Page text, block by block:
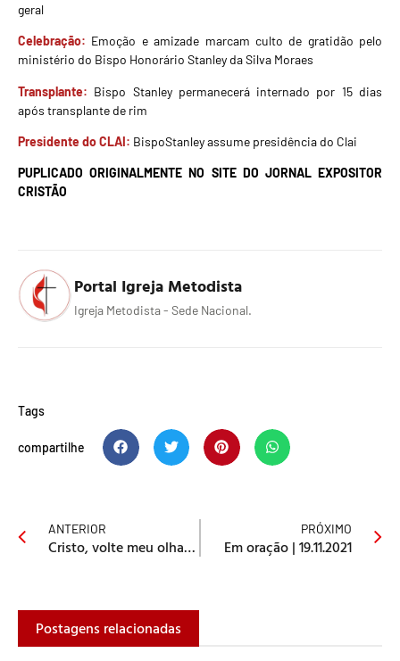
geral
Celebração: Emoção e amizade marcam culto de gratidão pelo
ministério do Bispo Honorário Stanley da Silva Moraes
Transplante: Bispo Stanley permanecerá internado por 15 dias
após transplante de rim
Presidente do CLAI: BispoStanley assume presidência do Clai
PUPLICADO ORIGINALMENTE NO SITE DO JORNAL EXPOSITOR
CRISTÃO
Portal Igreja Metodista
Igreja Metodista - Sede Nacional.
Tags
compartilhe
ANTERIOR
Cristo, volte meu olhar #ConsciênciaNegra
PRÓXIMO
Em oração | 19.11.2021
Postagens relacionadas